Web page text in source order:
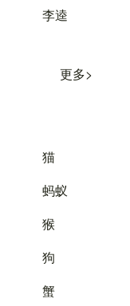
李逵
更多>
猫
蚂蚁
猴
狗
蟹